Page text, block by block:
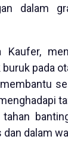
dalam
Kaufer,
pada
dalam